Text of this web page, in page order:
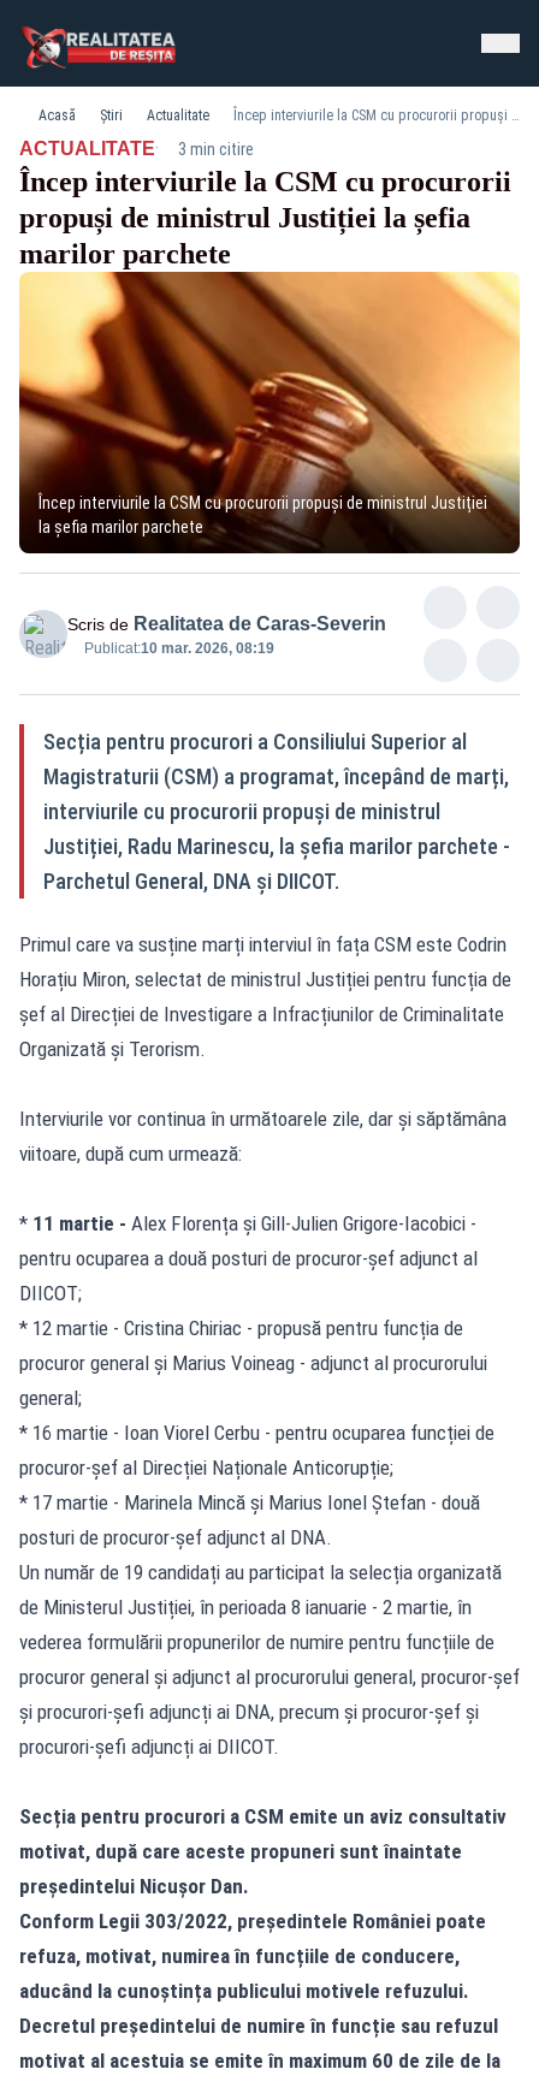
Acasă Știri Actualitate Încep interviurile la CSM cu procurorii propuși de ministrul Justiției la șefia marilor parchete
ACTUALITATE· 3 min citire
Încep interviurile la CSM cu procurorii
propuși de ministrul Justiției la șefia
marilor parchete
Încep interviurile la CSM cu procurorii propuși de ministrul Justiției
la șefia marilor parchete
Scris de Realitatea de Caras-Severin
Publicat:10 mar. 2026, 08:19
Secția pentru procurori a Consiliului Superior al
Magistraturii (CSM) a programat, începând de marți,
interviurile cu procurorii propuși de ministrul
Justiției, Radu Marinescu, la șefia marilor parchete -
Parchetul General, DNA și DIICOT.
Primul care va susține marți interviul în fața CSM este Codrin
Horațiu Miron, selectat de ministrul Justiției pentru funcția de
șef al Direcției de Investigare a Infracțiunilor de Criminalitate
Organizată și Terorism.
Interviurile vor continua în următoarele zile, dar și săptămâna
viitoare, după cum urmează:
* 11 martie - Alex Florența și Gill-Julien Grigore-Iacobici -
pentru ocuparea a două posturi de procuror-șef adjunct al
DIICOT;
* 12 martie - Cristina Chiriac - propusă pentru funcția de
procuror general și Marius Voineag - adjunct al procurorului
general;
* 16 martie - Ioan Viorel Cerbu - pentru ocuparea funcției de
procuror-șef al Direcției Naționale Anticorupție;
* 17 martie - Marinela Mincă și Marius Ionel Ștefan - două
posturi de procuror-șef adjunct al DNA.
Un număr de 19 candidați au participat la selecția organizată
de Ministerul Justiției, în perioada 8 ianuarie - 2 martie, în
vederea formulării propunerilor de numire pentru funcțiile de
procuror general și adjunct al procurorului general, procuror-șef
și procurori-șefi adjuncți ai DNA, precum și procuror-șef și
procurori-șefi adjuncți ai DIICOT.
Secția pentru procurori a CSM emite un aviz consultativ
motivat, după care aceste propuneri sunt înaintate
președintelui Nicușor Dan.
Conform Legii 303/2022, președintele României poate
refuza, motivat, numirea în funcțiile de conducere,
aducând la cunoștința publicului motivele refuzului.
Decretul președintelui de numire în funcție sau refuzul
motivat al acestuia se emite în maximum 60 de zile de la